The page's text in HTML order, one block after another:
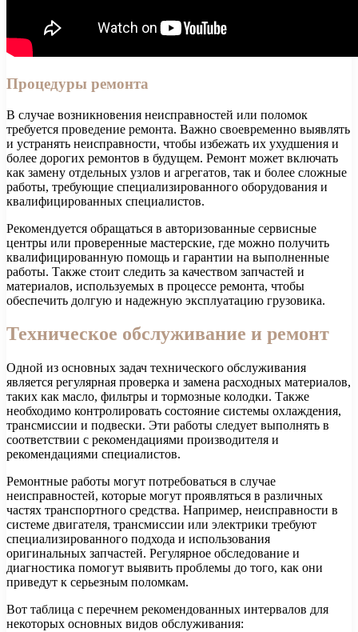
Процедуры ремонта
В случае возникновения неисправностей или поломок
требуется проведение ремонта. Важно своевременно выявлять
и устранять неисправности, чтобы избежать их ухудшения и
более дорогих ремонтов в будущем. Ремонт может включать
как замену отдельных узлов и агрегатов, так и более сложные
работы, требующие специализированного оборудования и
квалифицированных специалистов.
Рекомендуется обращаться в авторизованные сервисные
центры или проверенные мастерские, где можно получить
квалифицированную помощь и гарантии на выполненные
работы. Также стоит следить за качеством запчастей и
материалов, используемых в процессе ремонта, чтобы
обеспечить долгую и надежную эксплуатацию грузовика.
Техническое обслуживание и ремонт
Одной из основных задач технического обслуживания
является регулярная проверка и замена расходных материалов,
таких как масло, фильтры и тормозные колодки. Также
необходимо контролировать состояние системы охлаждения,
трансмиссии и подвески. Эти работы следует выполнять в
соответствии с рекомендациями производителя и
рекомендациями специалистов.
Ремонтные работы могут потребоваться в случае
неисправностей, которые могут проявляться в различных
частях транспортного средства. Например, неисправности в
системе двигателя, трансмиссии или электрики требуют
специализированного подхода и использования
оригинальных запчастей. Регулярное обследование и
диагностика помогут выявить проблемы до того, как они
приведут к серьезным поломкам.
Вот таблица с перечнем рекомендованных интервалов для
некоторых основных видов обслуживания: